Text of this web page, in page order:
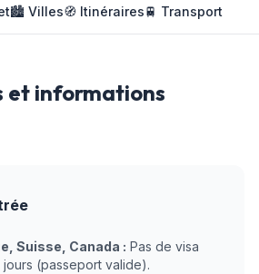
🏙️ Villes🧭 Itinéraires🚆 Transport
et informations
Suisse, Canada : Pas de visa
(passeport valide).